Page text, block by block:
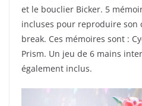
et le bouclier Bicker. 5
incluses pour reproduire son
break. Ces mémoires sont :
Prism. Un jeu de 6 mains
également inclus.